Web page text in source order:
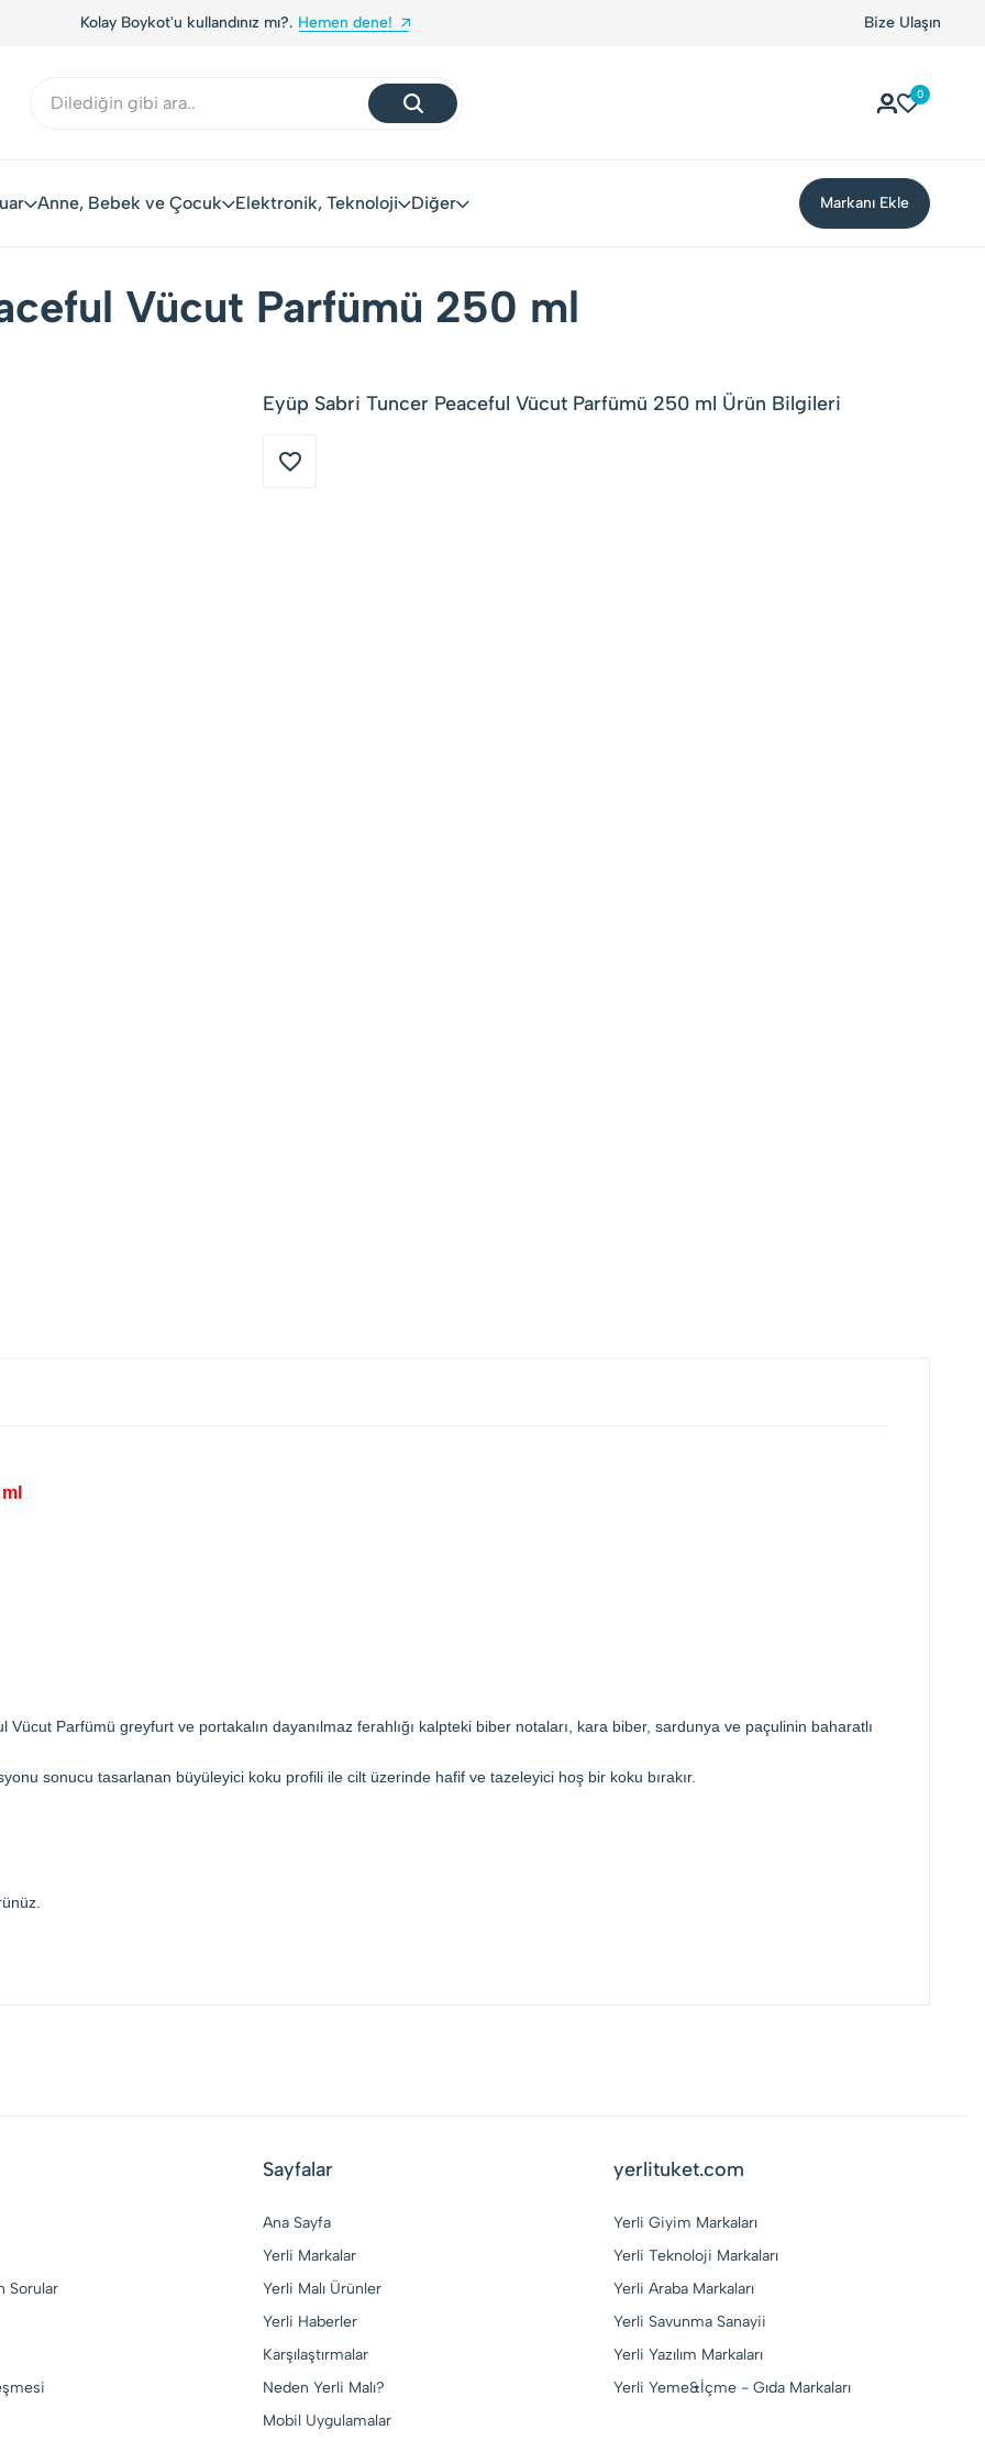
Kolay Boykot'u kullandınız mı?. Hemen dene! Bize Ulaşın
0
Anne, Bebek ve Çocuk Elektronik, Teknoloji Diğer Markanı Ekle
Vücut Parfümü 250 ml
Eyüp Sabri Tuncer Peaceful Vücut Parfümü 250 ml Ürün Bilgileri
Parfümü greyfurt ve portakalın dayanılmaz ferahlığı kalpteki biber notaları, kara biber, sardunya ve paçulinin baharatlı
sonucu tasarlanan büyüleyici koku profili ile cilt üzerinde hafif ve tazeleyici hoş bir koku bırakır.
Sorular
Sayfalar
Ana Sayfa
Yerli Markalar
Yerli Malı Ürünler
Yerli Haberler
Karşılaştırmalar
Neden Yerli Malı?
Mobil Uygulamalar
yerlituket.com
Yerli Giyim Markaları
Yerli Teknoloji Markaları
Yerli Araba Markaları
Yerli Savunma Sanayii
Yerli Yazılım Markaları
Yerli Yeme&İçme - Gıda Markaları